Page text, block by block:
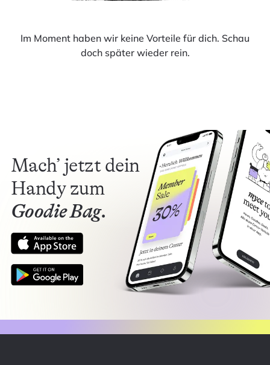
Im Moment haben wir keine Vorteile für dich. Schau
doch später wieder rein.
Mach’ jetzt dein
Handy zum
Goodie Bag.